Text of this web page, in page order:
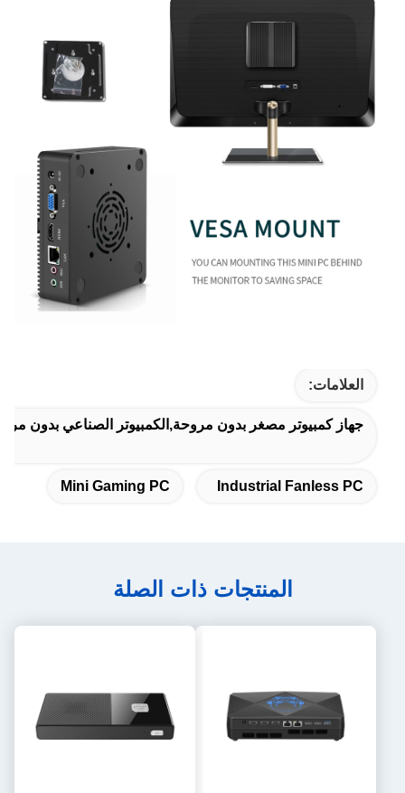
العلامات:
جهاز كمبيوتر مصغر بدون مروحة,الكمبيوتر الصناعي بدون
Industrial Fanless PC
Mini Gaming PC
المنتجات ذات الصلة